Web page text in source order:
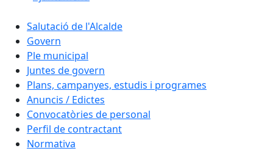
Salutació de l'Alcalde
Govern
Ple municipal
Juntes de govern
Plans, campanyes, estudis i programes
Anuncis / Edictes
Convocatòries de personal
Perfil de contractant
Normativa